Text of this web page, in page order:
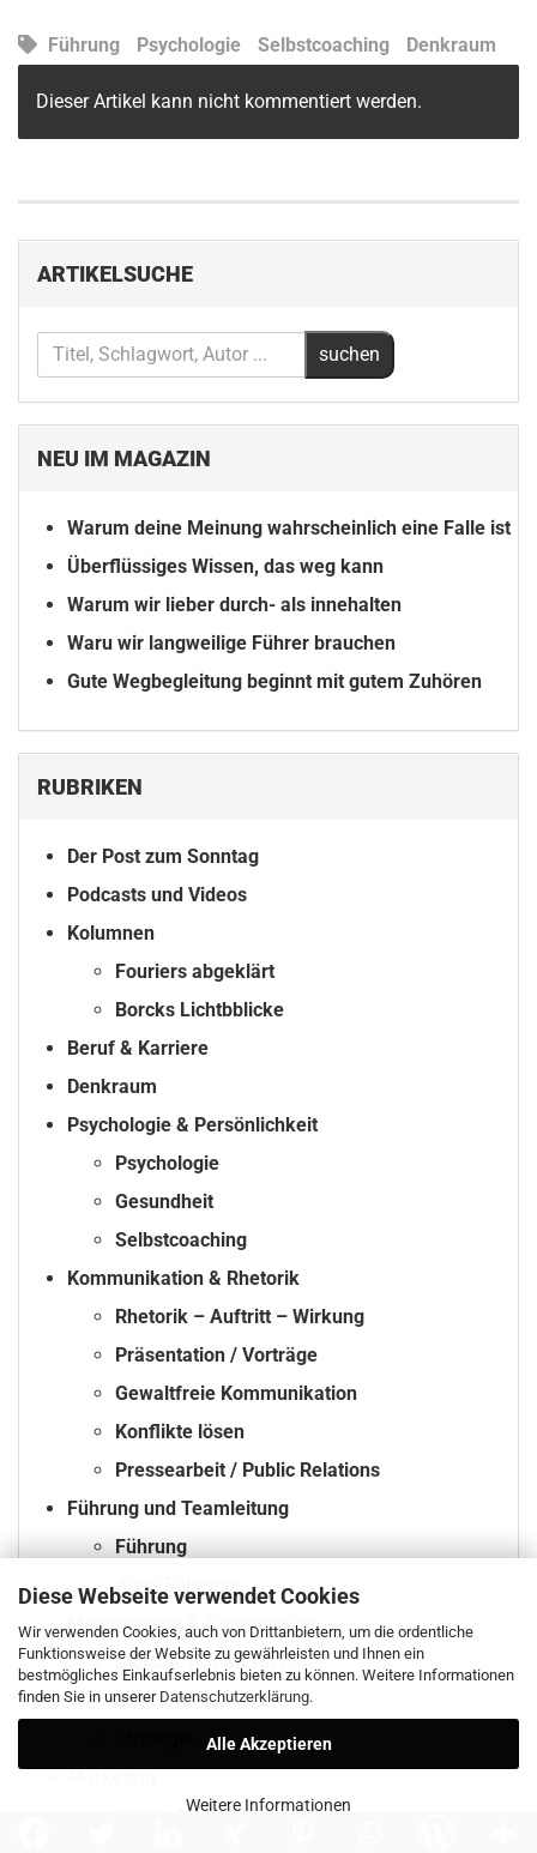
Diese Webseite verwendet Cookies
Wir verwenden Cookies, auch von Drittanbietern, um die ordentliche
Funktionsweise der Website zu gewährleisten und Ihnen ein
bestmögliches Einkaufserlebnis bieten zu können. Weitere Informationen
finden Sie in unserer Datenschutzerklärung.
Alle Akzeptieren
Weitere Informationen
Führung Psychologie Selbstcoaching Denkraum
Dieser Artikel kann nicht kommentiert werden.
ARTIKELSUCHE
NEU IM MAGAZIN
Warum deine Meinung wahrscheinlich eine Falle ist
Überflüssiges Wissen, das weg kann
Warum wir lieber durch- als innehalten
Waru wir langweilige Führer brauchen
Gute Wegbegleitung beginnt mit gutem Zuhören
RUBRIKEN
Der Post zum Sonntag
Podcasts und Videos
Kolumnen
Fouriers abgeklärt
Borcks Lichtbblicke
Beruf & Karriere
Denkraum
Psychologie & Persönlichkeit
Psychologie
Gesundheit
Selbstcoaching
Kommunikation & Rhetorik
Rhetorik – Auftritt – Wirkung
Präsentation / Vorträge
Gewaltfreie Kommunikation
Konflikte lösen
Pressearbeit / Public Relations
Führung und Teamleitung
Führung
Agile Führung
Management & Organisation
Digitale Transformation
Organistation
Marketing
Online-Marketing